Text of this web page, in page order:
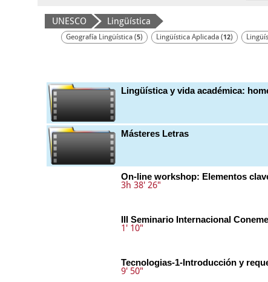
UNESCO Lingüística
Geografía Lingüística (5) Lingüística Aplicada (12)
Lingüística y vida académica:
Másteres Letras
On-line workshop: Elementos
3h 38' 26"
III Seminario Internacional
1' 10"
Tecnologias-1-Introducción y
9' 50"